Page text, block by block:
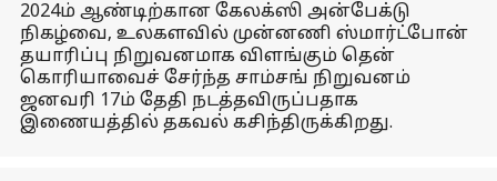
2024ம் ஆண்டிற்கான கேலக்ஸி அன்பேக்டு
நிகழ்வை, உலகளவில் முன்னணி ஸ்மார்ட்போன்
தயாரிப்பு நிறுவனமாக விளங்கும் தென்
கொரியாவைச் சேர்ந்த சாம்சங் நிறுவனம்
ஜனவரி 17ம் தேதி நடத்தவிருப்பதாக
இணையத்தில் தகவல் கசிந்திருக்கிறது.